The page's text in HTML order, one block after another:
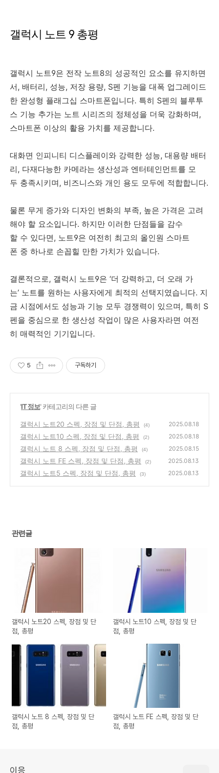
갤럭시 노트 9 총평
갤럭시 노트9은 전작 노트8의 성공적인 요소를 유지하면
서, 배터리, 성능, 저장 용량, S펜 기능을 대폭 업그레이드
한 완성형 플래그십 스마트폰입니다. 특히 S펜의 블루투
스 기능 추가는 노트 시리즈의 정체성을 더욱 강화하며,
스마트폰 이상의 활용 가치를 제공합니다.
대화면 인피니티 디스플레이와 강력한 성능, 대용량 배터
리, 다재다능한 카메라는 생산성과 엔터테인먼트를 모
두 충족시키며, 비즈니스와 개인 용도 모두에 적합합니다.
물론 무게 증가와 디자인 변화의 부족, 높은 가격은 고려
해야 할 요소입니다. 하지만 이러한 단점들을 감수
할 수 있다면, 노트9은 여전히 최고의 올인원 스마트
폰 중 하나로 손꼽힐 만한 가치가 있습니다.
결론적으로, 갤럭시 노트9은 ‘더 강력하고, 더 오래 가
는’ 노트를 원하는 사용자에게 최적의 선택지였습니다. 지
금 시점에서도 성능과 기능 모두 경쟁력이 있으며, 특히 S
펜을 중심으로 한 생산성 작업이 많은 사용자라면 여전
히 매력적인 기기입니다.
5 구독하기
'IT 정보' 카테고리의 다른 글
갤럭시 노트20 스펙, 장점 및 단점, 총평 (4) 2025.08.18
갤럭시 노트10 스펙, 장점 및 단점, 총평 (2) 2025.08.18
갤럭시 노트 8 스펙, 장점 및 단점, 총평 (4) 2025.08.15
갤럭시 노트 FE 스펙, 장점 및 단점, 총평 (2) 2025.08.13
갤럭시 노트5 스펙, 장점 및 단점, 총평 (3) 2025.08.13
관련글
갤럭시 노트20 스펙, 장점 및 단
점, 총평
갤럭시 노트10 스펙, 장점 및 단
점, 총평
갤럭시 노트 8 스펙, 장점 및 단
점, 총평
갤럭시 노트 FE 스펙, 장점 및 단
점, 총평
이응